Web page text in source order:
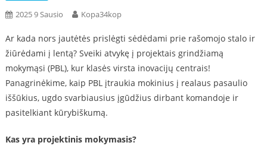
2025 9 Sausio Kopa34kop
Ar kada nors jautėtės prislėgti sėdėdami prie rašomojo stalo ir
žiūrėdami į lentą? Sveiki atvykę į projektais grindžiamą
mokymąsi (PBL), kur klasės virsta inovacijų centrais!
Panagrinėkime, kaip PBL įtraukia mokinius į realaus pasaulio
iššūkius, ugdo svarbiausius įgūdžius dirbant komandoje ir
pasitelkiant kūrybiškumą.
Kas yra projektinis mokymasis?